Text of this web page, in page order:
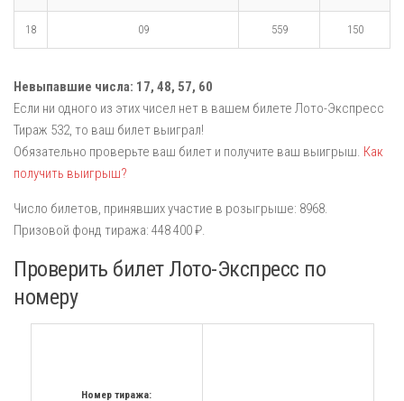
18 09 559 150
Невыпавшие числа: 17, 48, 57, 60
Если ни одного из этих чисел нет в вашем билете Лото-Экспресс
Тираж 532, то ваш билет выиграл!
Обязательно проверьте ваш билет и получите ваш выигрыш. Как
получить выигрыш?
Число билетов, принявших участие в розыгрыше: 8968.
Призовой фонд тиража: 448 400 ₽.
Проверить билет Лото-Экспресс по
номеру
Номер тиража: